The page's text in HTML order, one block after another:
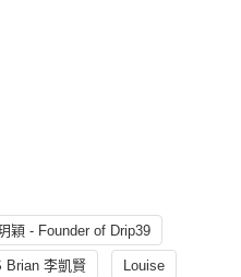
穎 - Founder of Drip39
Brian 李凱賢 Louise